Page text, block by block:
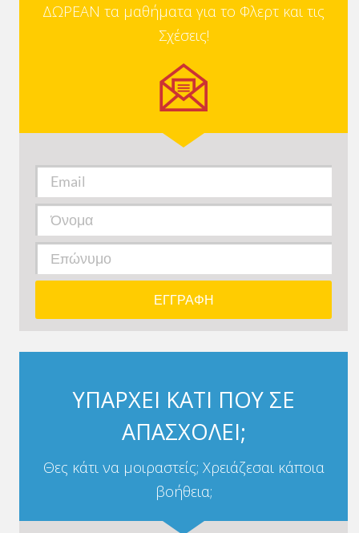
ΔΩΡΕΑΝ τα μαθήματα για το Φλερτ και τις
Σχέσεις!
ΥΠΑΡΧΕΙ ΚΑΤΙ ΠΟΥ ΣΕ
ΑΠΑΣΧΟΛΕΙ;
Θες κάτι να μοιραστείς; Χρειάζεσαι κάποια
βοήθεια;